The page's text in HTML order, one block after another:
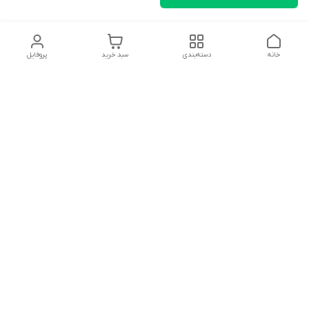
پروفایل سبد خرید دسته‌بندی خانه